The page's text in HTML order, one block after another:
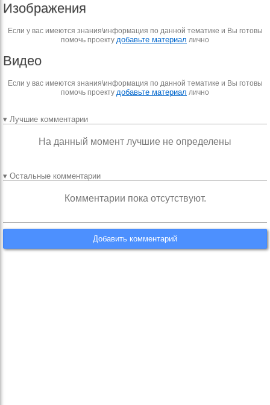
Изображения
Если у вас имеются знания\информация по данной тематике и Вы готовы
помочь проекту добавьте материал лично
Видео
Если у вас имеются знания\информация по данной тематике и Вы готовы
помочь проекту добавьте материал лично
▾ Лучшие комментарии
На данный момент лучшие не определены
▾ Остальные комментарии
Комментарии пока отсутствуют.
Добавить комментарий